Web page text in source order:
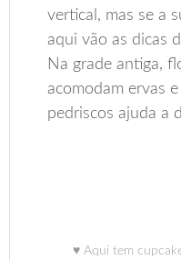
vertical, mas se a
aqui vão as dicas
Na grade antiga,
acomodam ervas
pedriscos ajuda a
♥ Aqui tem